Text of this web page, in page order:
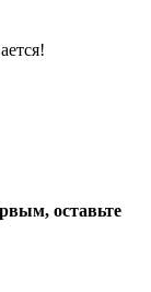
оставьте